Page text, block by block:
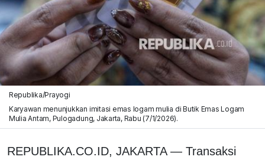
Republika/Prayogi
Karyawan menunjukkan imitasi emas logam mulia di Butik Emas Logam
Mulia Antam, Pulogadung, Jakarta, Rabu (7/1/2026).
REPUBLIKA.CO.ID, JAKARTA — Transaksi